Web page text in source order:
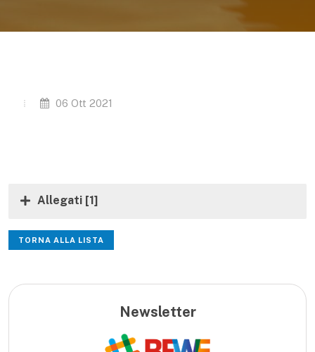
06 Ott 2021
Allegati [1]
TORNA ALLA LISTA
Newsletter